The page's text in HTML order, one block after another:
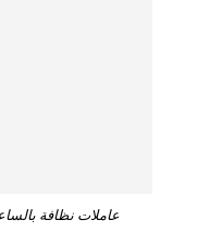
عاملات نظافة